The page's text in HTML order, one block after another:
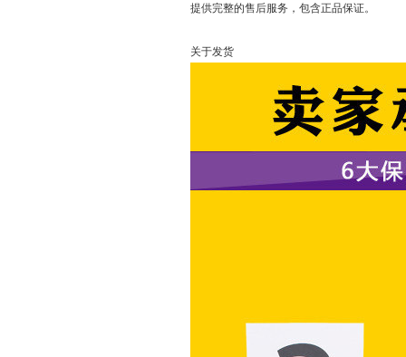
提供完整的售后服务，包含正品保证。
关于发货